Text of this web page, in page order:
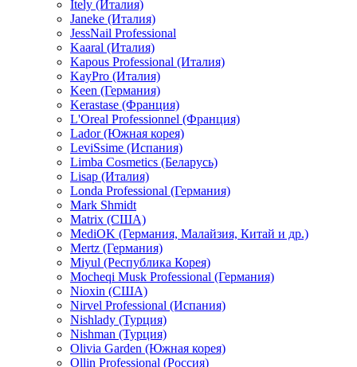
Itely (Италия)
Janeke (Италия)
JessNail Professional
Kaaral (Италия)
Kapous Professional (Италия)
KayPro (Италия)
Keen (Германия)
Kerastase (Франция)
L'Oreal Professionnel (Франция)
Lador (Южная корея)
LeviSsime (Испания)
Limba Cosmetics (Беларусь)
Lisap (Италия)
Londa Professional (Германия)
Mark Shmidt
Matrix (США)
MediOK (Германия, Малайзия, Китай и др.)
Mertz (Германия)
Miyul (Республика Корея)
Mocheqi Musk Professional (Германия)
Nioxin (США)
Nirvel Professional (Испания)
Nishlady (Турция)
Nishman (Турция)
Olivia Garden (Южная корея)
Ollin Professional (Россия)